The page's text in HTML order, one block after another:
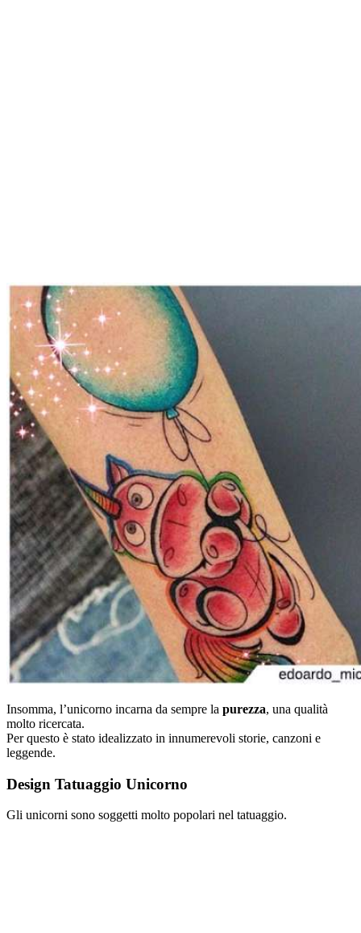
Insomma, l’unicorno incarna da sempre la purezza, una qualità
molto ricercata.
Per questo è stato idealizzato in innumerevoli storie, canzoni e
leggende.
Design Tatuaggio Unicorno
Gli unicorni sono soggetti molto popolari nel tatuaggio.